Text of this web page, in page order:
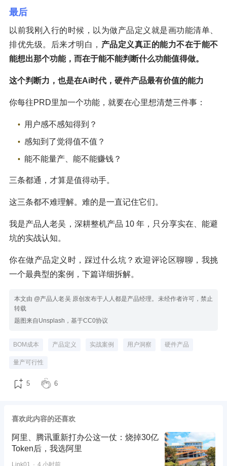
最后
以前我刚入行的时候，以为做产品定义就是画功能清单、
排优先级。后来才明白， 产品定义真正的能力不在于能不
能想出那个功能，而在于能不能判断什么功能值得做。
这个判断力，也是在Ai时代，硬件产品最有价值的能力
你每往PRD里加一个功能，就要在心里想清楚三件事：
用户感不感知得到？
感知到了觉得值不值？
能不能量产、能不能赚钱？
三条都通，才算是值得动手。
这三条都不难理解。难的是一直记住它们。
我是产品人老吴，深耕整机产品 10 年，只分享实在、能避
坑的实战认知。
你在做产品定义时，踩过什么坑？欢迎评论区聊聊，我挑
一个最典型的案例，下篇详细拆解。
本文由 @产品人老吴 原创发布于人人都是产品经理。未经作者许可，禁止
转载
题图来自Unsplash，基于CC0协议
BOM成本 产品定义 实战案例 用户洞察 硬件产品
量产可行性
5 6
喜欢此内容的还喜欢
阿里、腾讯重新打办公这一仗：烧掉30亿
Token后，我选阿里
Link01 4 小时前